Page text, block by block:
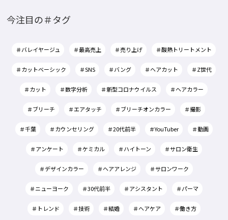
今注目の＃タグ
＃バレイヤージュ ＃最高売上 ＃売り上げ ＃酸熱トリートメント
＃カットベーシック ＃SNS ＃バング ＃ヘアカット ＃Z世代
＃カット ＃数字分析 ＃新型コロナウイルス ＃ヘアカラー
＃ブリーチ ＃エアタッチ ＃ブリーチオンカラー ＃撮影
＃千葉 ＃カウンセリング ＃20代前半 ＃YouTuber ＃動画
＃アンケート ＃ケミカル ＃ハイトーン ＃サロン衛生
＃デザインカラー ＃ヘアアレンジ ＃サロンワーク
＃ニューヨーク ＃30代前半 ＃アシスタント ＃パーマ
＃トレンド ＃技術 ＃結婚 ＃ヘアケア ＃働き方